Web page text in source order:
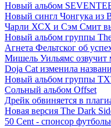
Новый альбом
Новый сингл Чонгука из
Чарли ХСХ и Сэм Смит
Новый альбом группы
Агнета Фельтског об
Мишель Уильямс
Doja Cat изменила
Новый альбом группы
Сольный альбом Offset
Дрейк обвиняется в
Новая версия The Dark
50 Cent - спонсор